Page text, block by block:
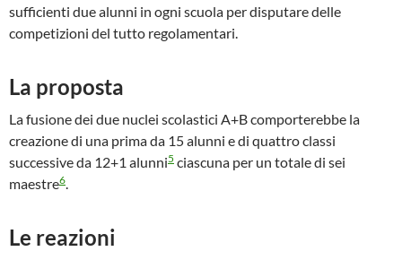
sufficienti due alunni in ogni scuola per disputare delle
competizioni del tutto regolamentari.
La proposta
La fusione dei due nuclei scolastici A+B comporterebbe la
creazione di una prima da 15 alunni e di quattro classi
successive da 12+1 alunni5 ciascuna per un totale di sei
maestre6.
Le reazioni